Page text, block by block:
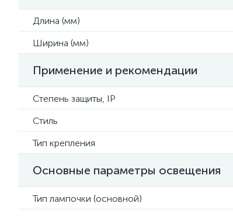
Длина (мм)
Ширина (мм)
Применение и рекомендации
Степень защиты, IP
Стиль
Тип крепления
Основные параметры освещения
Тип лампочки (основной)